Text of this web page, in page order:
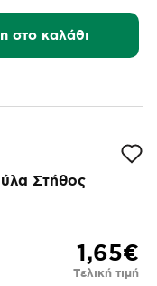
στο καλάθι
Στήθος
1,65€
Τελική τιμή